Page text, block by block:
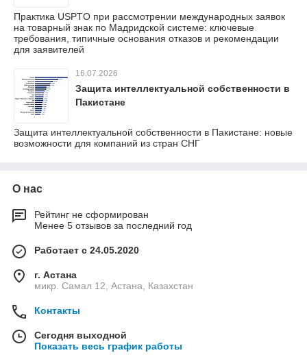
Практика USPTO при рассмотрении международных заявок
на товарный знак по Мадридской системе: ключевые
требования, типичные основания отказов и рекомендации
для заявителей
16.07.2026
Защита интеллектуальной собственности в
Пакистане
Защита интеллектуальной собственности в Пакистане: новые
возможности для компаний из стран СНГ
О нас
Рейтинг не сформирован
Менее 5 отзывов за последний год
Работает с 24.05.2020
г. Астана
микр. Самал 12, Астана, Казахстан
Контакты
Сегодня выходной
Показать весь график работы